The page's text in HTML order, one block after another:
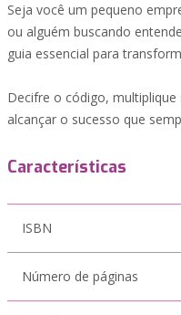
Seja você um pequeno
ou alguém buscando
guia essencial para
Decifre o código,
alcançar o sucesso que
Características
ISBN
Número de páginas